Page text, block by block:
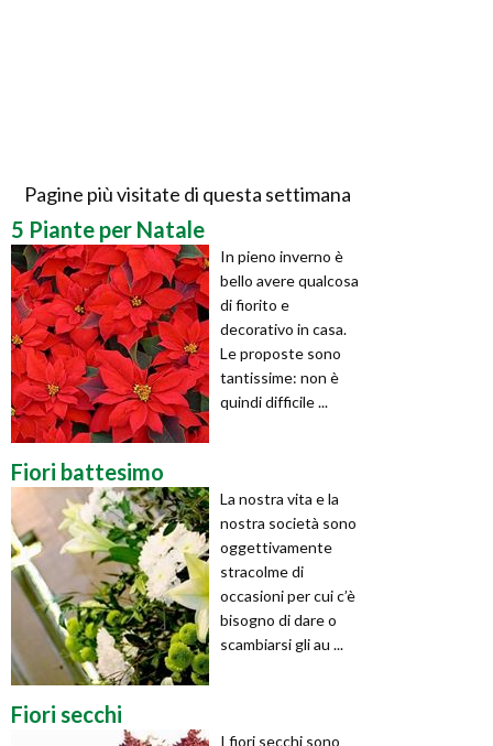
Pagine più visitate di questa settimana
5 Piante per Natale
In pieno inverno è
bello avere qualcosa
di fiorito e
decorativo in casa.
Le proposte sono
tantissime: non è
quindi difficile ...
Fiori battesimo
La nostra vita e la
nostra società sono
oggettivamente
stracolme di
occasioni per cui c’è
bisogno di dare o
scambiarsi gli au ...
Fiori secchi
I fiori secchi sono